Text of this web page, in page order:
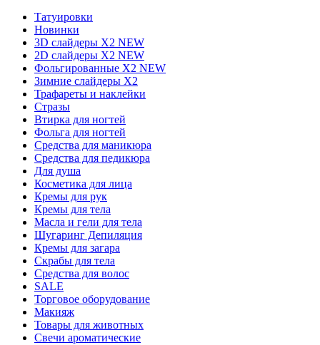
Татуировки
Новинки
3D слайдеры X2 NEW
2D слайдеры X2 NEW
Фольгированные X2 NEW
Зимние слайдеры Х2
Трафареты и наклейки
Стразы
Втирка для ногтей
Фольга для ногтей
Средства для маникюра
Средства для педикюра
Для душа
Косметика для лица
Кремы для рук
Кремы для тела
Масла и гели для тела
Шугаринг Депиляция
Кремы для загара
Скрабы для тела
Средства для волос
SALE
Торговое оборудование
Макияж
Товары для животных
Свечи ароматические